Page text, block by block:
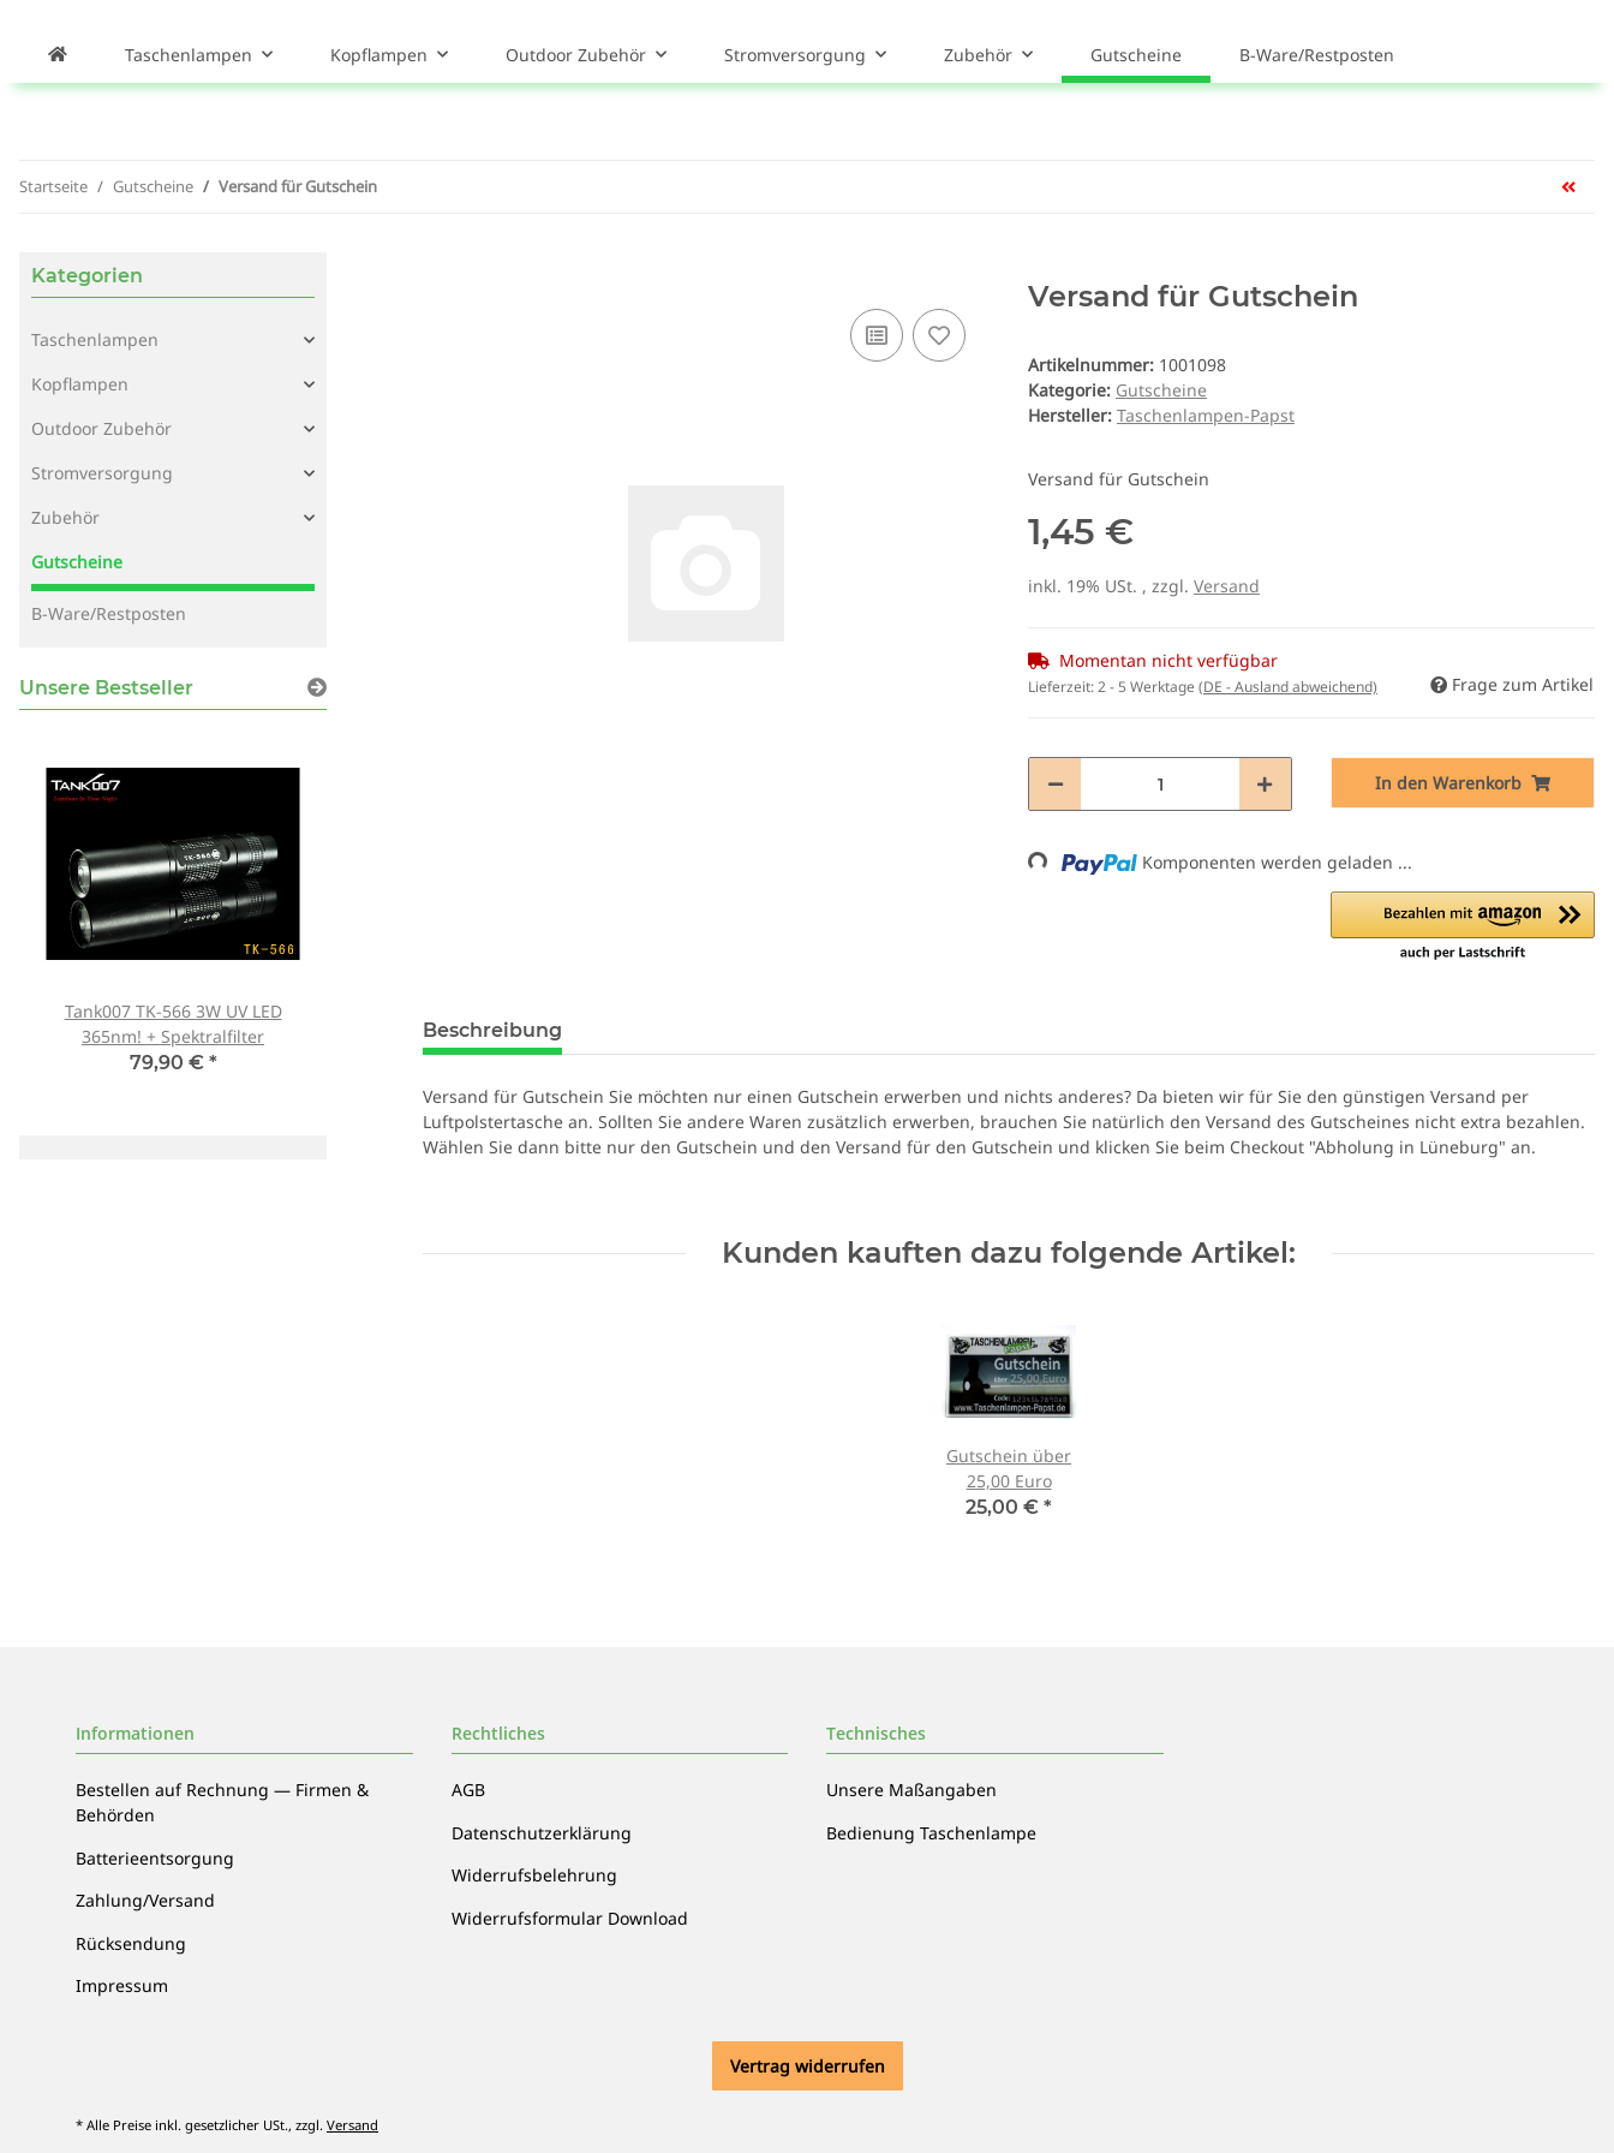
Taschenlampen Kopflampen Outdoor Zubehör Stromversorgung Zubehör Gutscheine B-Ware/Restposten
Startseite Gutscheine Versand für Gutschein
Versand für Gutschein
Artikelnummer: 1001098
Kategorie: Gutscheine
Hersteller: Taschenlampen-Papst
Versand für Gutschein
1,45 €
inkl. 19% USt. , zzgl. Versand
Momentan nicht verfügbar
Lieferzeit:2 - 5 Werktage (DE - Ausland abweichend) Frage zum Artikel
In den Warenkorb
Loading... Komponenten werden geladen ...
Beschreibung
Versand für Gutschein Sie möchten nur einen Gutschein erwerben und nichts anderes? Da bieten wir für Sie den günstigen Versand per
Luftpolstertasche an. Sollten Sie andere Waren zusätzlich erwerben, brauchen Sie natürlich den Versand des Gutscheines nicht extra bezahlen.
Wählen Sie dann bitte nur den Gutschein und den Versand für den Gutschein und klicken Sie beim Checkout "Abholung in Lüneburg" an.
Kunden kauften dazu folgende Artikel:
Gutschein über
25,00 Euro
25,00 € *
Kategorien
Taschenlampen
Kopflampen
Outdoor Zubehör
Stromversorgung
Zubehör
Gutscheine
B-Ware/Restposten
Unsere Bestseller
Tank007 TK-566 3W UV LED
365nm! + Spektralfilter
79,90 € *
Schutz nach CE-EN166
8,00 €*
79,90 €*
8,00 €*
Informationen
Bestellen auf Rechnung — Firmen &
Behörden
Batterieentsorgung
Zahlung/Versand
Rücksendung
Impressum
Rechtliches
AGB
Datenschutzerklärung
Widerrufsbelehrung
Widerrufsformular Download
Technisches
Unsere Maßangaben
Bedienung Taschenlampe
Vertrag widerrufen
* Alle Preise inkl. gesetzlicher USt., zzgl. Versand